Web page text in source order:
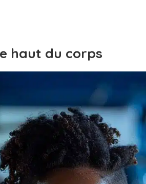
haut du corps